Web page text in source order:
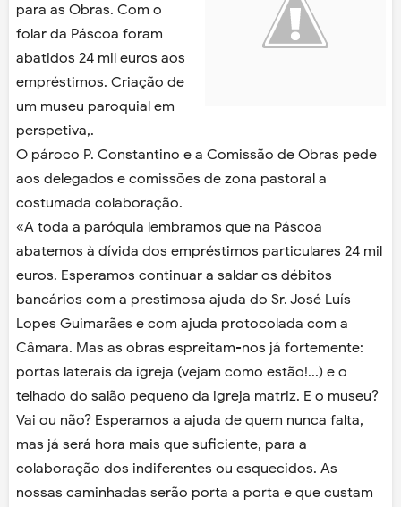
para as Obras. Com o
folar da Páscoa foram
abatidos 24 mil euros aos
empréstimos. Criação de
um museu paroquial em
perspetiva,.
O pároco P. Constantino e a Comissão de Obras pede
aos delegados e comissões de zona pastoral a
costumada colaboração.
«A toda a paróquia lembramos que na Páscoa
abatemos à dívida dos empréstimos particulares 24 mil
euros. Esperamos continuar a saldar os débitos
bancários com a prestimosa ajuda do Sr. José Luís
Lopes Guimarães e com ajuda protocolada com a
Câmara. Mas as obras espreitam-nos já fortemente:
portas laterais da igreja (vejam como estão!...) e o
telhado do salão pequeno da igreja matriz. E o museu?
Vai ou não? Esperamos a ajuda de quem nunca falta,
mas já será hora mais que suficiente, para a
colaboração dos indiferentes ou esquecidos. As
nossas caminhadas serão porta a porta e que custam